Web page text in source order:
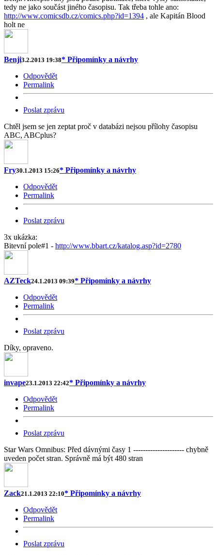
tedy ne jako součást jiného časopisu. Tak třeba tohle ano:
http://www.comicsdb.cz/comics.php?id=1394 , ale Kapitán Blood
holt ne
Benji3.2.2013 19:38* Připomínky a návrhy
Odpovědět
Permalink
Poslat zprávu
Chtěl jsem se jen zeptat proč v databázi nejsou přílohy časopisu
ABC, ABCplus?
Fry30.1.2013 15:26* Připomínky a návrhy
Odpovědět
Permalink
Poslat zprávu
3x ukázka:
Bitevní pole#1 - http://www.bbart.cz/katalog.asp?id=2780
AZTeck24.1.2013 09:39* Připomínky a návrhy
Odpovědět
Permalink
Poslat zprávu
Díky, opraveno.
invape23.1.2013 22:42* Připomínky a návrhy
Odpovědět
Permalink
Poslat zprávu
Star Wars Omnibus: Před dávnými časy 1 --------------------- chybně
uveden počet stran. Správně má být 480 stran
Zack21.1.2013 22:10* Připomínky a návrhy
Odpovědět
Permalink
Poslat zprávu